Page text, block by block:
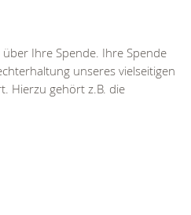
Ihre Spende. Ihre Spende
unseres vielseitigen
Hierzu gehört z.B. die